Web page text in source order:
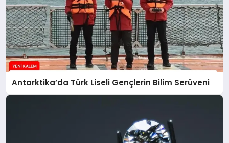
Antarktika’da Türk Liseli Gençlerin Bilim Serüveni